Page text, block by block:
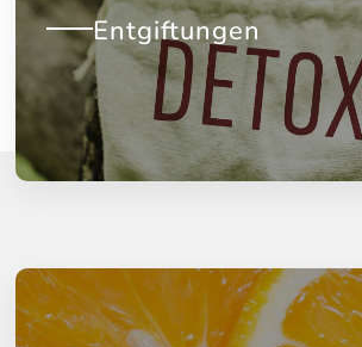
Entgiftungen